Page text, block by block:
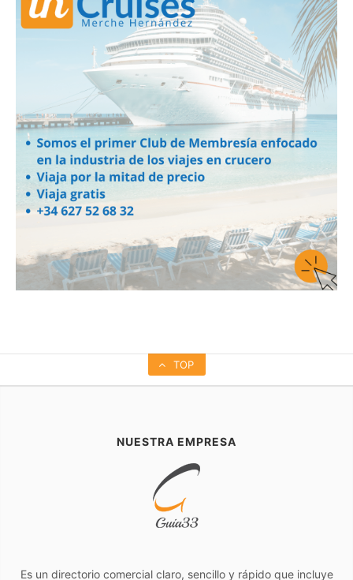
TOP
NUESTRA EMPRESA
Es un directorio comercial claro, sencillo y rápido que incluye